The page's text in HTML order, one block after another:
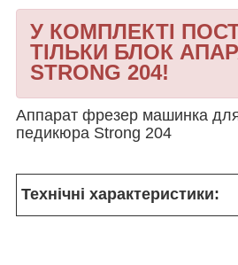
У КОМПЛЕКТІ
ТІЛЬКИ БЛОК
STRONG 204!
Аппарат фрезер машинка
педикюра Strong 204
Технічні характеристики: